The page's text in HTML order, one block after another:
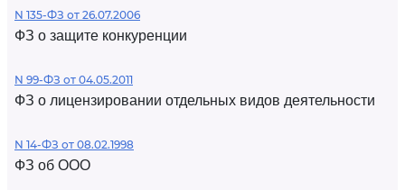
N 135-ФЗ от 26.07.2006
ФЗ о защите конкуренции
N 99-ФЗ от 04.05.2011
ФЗ о лицензировании отдельных видов деятельности
N 14-ФЗ от 08.02.1998
ФЗ об ООО